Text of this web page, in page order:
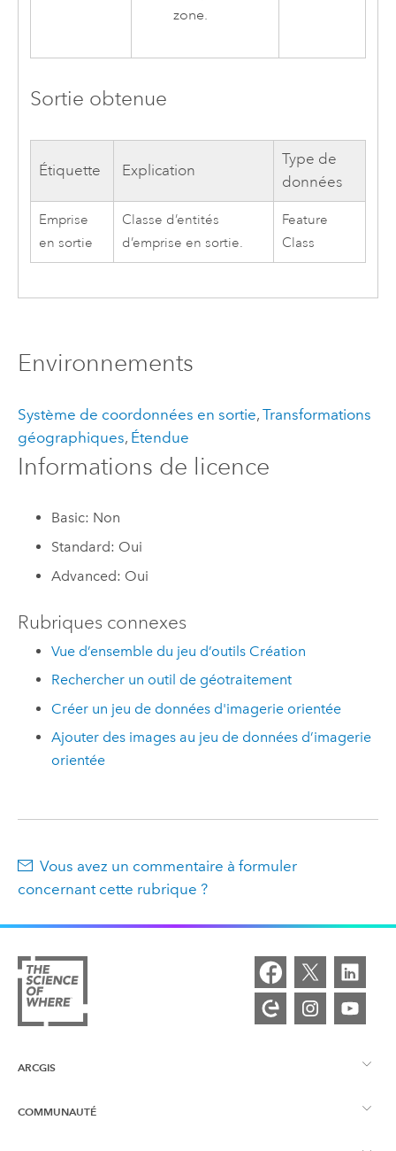
zone.
Sortie obtenue
Étiquette Explication
Type de
données
Emprise
en sortie
Classe d’entités
d’emprise en sortie.
Feature
Class
Environnements
Système de coordonnées en sortie, Transformations
géographiques, Étendue
Informations de licence
Basic: Non
Standard: Oui
Advanced: Oui
Rubriques connexes
Vue d’ensemble du jeu d’outils Création
Rechercher un outil de géotraitement
Créer un jeu de données d'imagerie orientée
Ajouter des images au jeu de données d’imagerie
orientée
Vous avez un commentaire à formuler
concernant cette rubrique ?
ARCGIS
Vue d’ensemble d’ArcGIS
COMMUNAUTÉ